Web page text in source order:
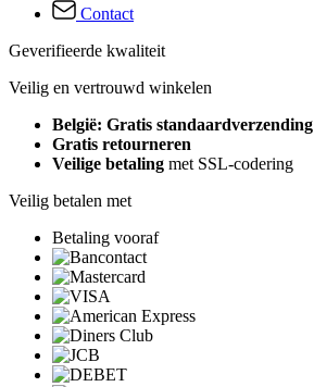
Contact
Geverifieerde kwaliteit
Veilig en vertrouwd winkelen
België: Gratis standaardverzending
Gratis retourneren
Veilige betaling met SSL-codering
Veilig betalen met
Betaling vooraf